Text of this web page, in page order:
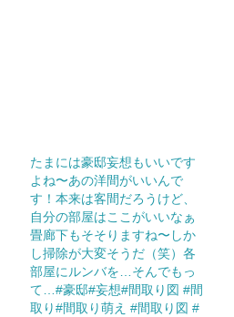
たまには豪邸妄想もいいです
よね〜あの洋間がいいんで
す！本来は客間だろうけど、
自分の部屋はここがいいなぁ
畳廊下もそそりますね〜しか
し掃除が大変そうだ（笑）各
部屋にルンバを…そんでもっ
て…#豪邸#妄想#間取り図 #間
取り#間取り萌え #間取り図 #